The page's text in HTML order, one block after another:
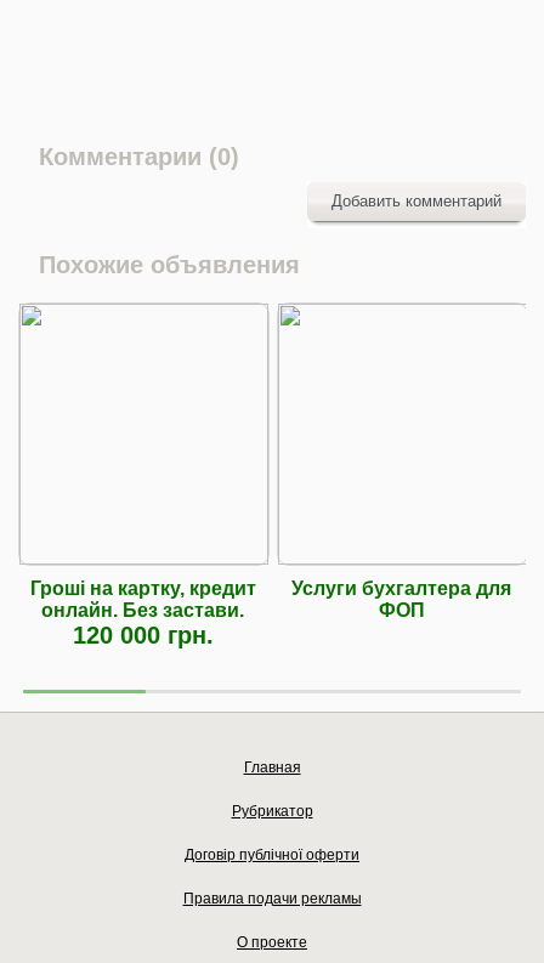
Комментарии (0)
Добавить комментарий
Похожие объявления
Гроші на картку, кредит
онлайн. Без застави.
120 000 грн.
Услуги бухгалтера для
ФОП
Главная
Рубрикатор
Договір публічної оферти
Правила подачи рекламы
О проекте